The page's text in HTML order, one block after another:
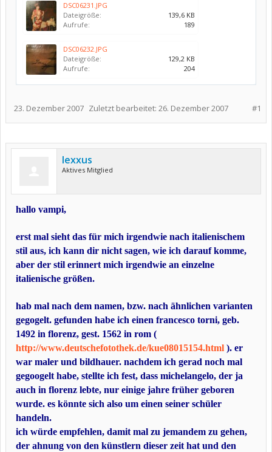
DSC06231.JPG
Dateigröße:
139,6 KB
Aufrufe:
189
DSC06232.JPG
Dateigröße:
129,2 KB
Aufrufe:
204
#1
23. Dezember 2007 Zuletzt bearbeitet: 26. Dezember 2007
lexxus
Aktives Mitglied
hallo vampi,
erst mal sieht das für mich irgendwie nach italienischem
stil aus, ich kann dir nicht sagen, wie ich darauf komme,
aber der stil erinnert mich irgendwie an einzelne
italienische größen.
hab mal nach dem namen, bzw. nach ähnlichen varianten
gegogelt. gefunden habe ich einen francesco torni, geb.
1492 in florenz, gest. 1562 in rom (
http://www.deutschefotothek.de/kue08015154.html ). er
war maler und bildhauer. nachdem ich gerad noch mal
gegoogelt habe, stellte ich fest, dass michelangelo, der ja
auch in florenz lebte, nur einige jahre früher geboren
wurde. es könnte sich also um einen seiner schüler
handeln.
ich würde empfehlen, damit mal zu jemandem zu gehen,
der ahnung von den künstlern dieser zeit hat und den